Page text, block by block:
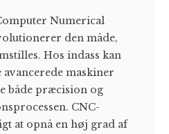
Numerical
den måde,
Hos indass kan
maskiner
både præcision og
CNC-
at opnå en høj grad af